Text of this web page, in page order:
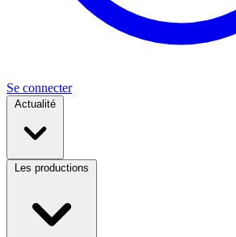
Se connecter
Actualité
Les productions